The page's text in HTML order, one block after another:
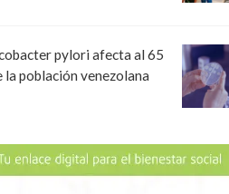
pylori afecta al 65
la población venezolana